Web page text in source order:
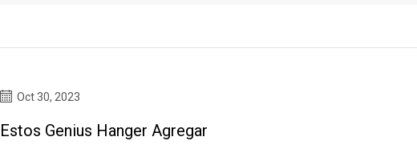
Oct 30, 2023
Estos Genius Hanger Agregar